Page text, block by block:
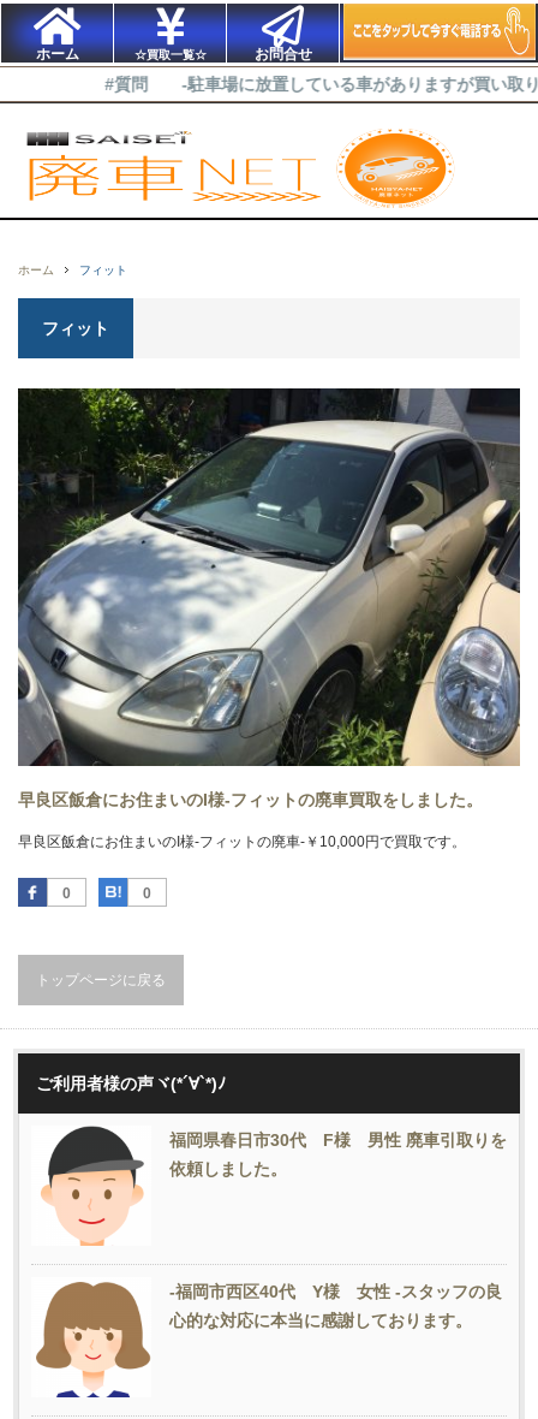
ホーム ☆買取一覧☆ お問合せ
#質問 -駐車場に放置している車がありますが買い取り可能
ホーム フィット
フィット
早良区飯倉にお住まいのI様-フィットの廃車買取をしました。
早良区飯倉にお住まいのI様-フィットの廃車-￥10,000円で買取です。
0
Facebook 0
はてなブックマーク
トップページに戻る
ご利用者様の声ヾ(*´∀`*)ﾉ
福岡県春日市30代 F様 男性 廃車引取りを
依頼しました。
-福岡市西区40代 Y様 女性 -スタッフの良
心的な対応に本当に感謝しております。